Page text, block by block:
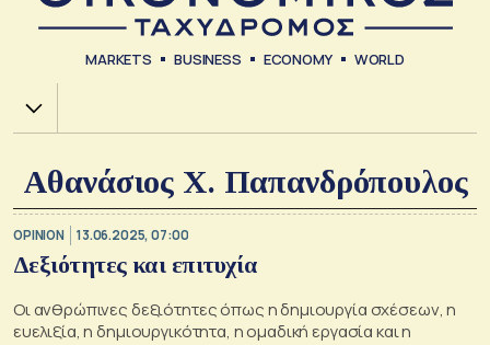
MARKETS BUSINESS ECONOMY WORLD
Χ.Α.
Αθανάσιος Χ. Παπανδρόπουλος
OPINION 13.06.2025, 07:00
Δεξιότητες και επιτυχία
Οι ανθρώπινες δεξιότητες όπως η δημιουργία σχέσεων, η
ευελιξία, η δημιουργικότητα, η ομαδική εργασία και η